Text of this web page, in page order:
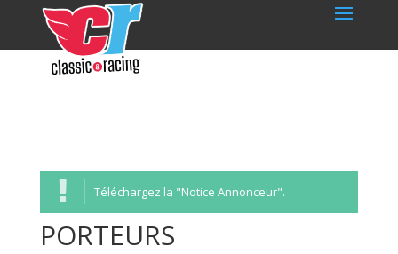
Téléchargez la "Notice Annonceur".
PORTEURS